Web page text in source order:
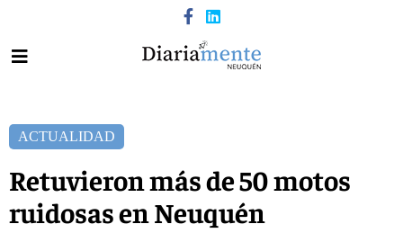
ACTUALIDAD
Retuvieron más de 50 motos
ruidosas en Neuquén